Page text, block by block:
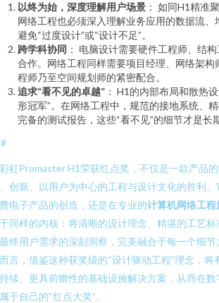
以终为始，深度理解用户场景 ： 如同H1精准
网络工程也必须深入理解业务应用的数据流
避免“过度设计”或“设计不足”。
跨学科协同 ： 电脑设计需要硬件工程师、结
合作。网络工程同样需要项目经理、网络架
程师乃至空间规划师的紧密配合。
追求“看不见的卓越” ： H1的内部布局和散热
形冠军”。在网络工程中，规范的接地系统、
完备的测试报告，这些“看不见”的细节才是长
虹Promaster H1荣获红点奖，不仅是一款产品
创新、以用户为中心的工程与设计文化的胜利
电子产品的创造，还是在专业的计算机网络工程
同样的内核：将清晰的设计理念、精湛的工艺
终用户需求的深刻洞察，完美融合于每一个细
言，借鉴这种获奖级的“设计驱动工程”理念，
续、更具前瞻性的基础设施解决方案，从而在
于自己的“红点大奖”。